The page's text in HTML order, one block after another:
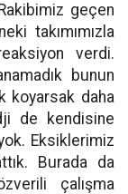
geçen
takımımızla
verdi.
bunun
koyarsak daha
de kendisine
Eksiklerimiz
Burada da
çalışma